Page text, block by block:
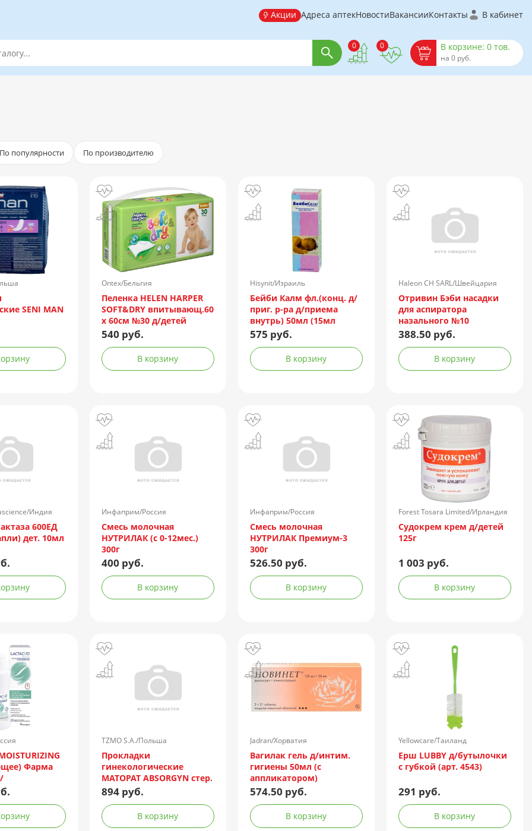
Акции Адреса аптекНовостиВакансииКонтакты В кабинет
0 0 В корзине: 0 тов.
на 0 руб.
По популярности По производителю
SENI MAN
Ontex/Бельгия
Пеленка HELEN HARPER
SOFT&DRY впитывающ.60
х 60см №30 д/детей
540 руб.
В корзину
Hisynit/Израиль
Бейби Калм фл.(конц. д/
приг. р-ра д/приема
внутрь) 50мл (15мл
концентрата)
575 руб.
В корзину
Haleon CH SARL/Швейцария
Отривин Бэби насадки
для аспиратора
назального №10
388.50 руб.
В корзину
Индия
600ЕД
дет. 10мл
Инфаприм/Россия
Смесь молочная
НУТРИЛАК (с 0-12мес.)
300г
400 руб.
В корзину
Инфаприм/Россия
Смесь молочная
НУТРИЛАК Премиум-3
300г
526.50 руб.
В корзину
Forest Tosara Limited/Ирландия
Судокрем крем д/детей
125г
1 003 руб.
В корзину
Фарма
чувства
L2G комп.)
TZMO S.A./Польша
Прокладки
гинекологические
MATOPAT ABSORGYN стер.
27 х 7,5см №10
894 руб.
В корзину
Jadran/Хорватия
Вагилак гель д/интим.
гигиены 50мл (с
аппликатором)
574.50 руб.
В корзину
Yellowcare/Таиланд
Ерш LUBBY д/бутылочки
с губкой (арт. 4543)
291 руб.
В корзину